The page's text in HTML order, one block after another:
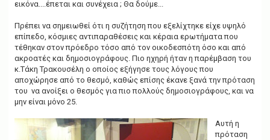
εικόνα....έπεται και συνέχεια ; Θα δούμε...
Πρέπει να σημειωθεί ότι η συζήτηση που εξελίχτηκε είχε υψηλό
επίπεδο, κόσμιες αντιπαραθέσεις και κέραια ερωτήματα που
τέθηκαν στον πρόεδρο τόσο από τον οικοδεσπότη όσο και από
ακροατές και δημοσιογράφους. Πιο ηχηρή ήταν η παρέμβαση του
κ.Τάκη Τρακουσέλη ο οποίος εξήγησε τους λόγους που
αποχώρησε από το θεσμό, καθώς επίσης έκανε ξανά την πρόταση
του να ανοίξει ο θεσμός για πιο πολλούς δημοσιογράφους, και να
μην είναι μόνο 25.
Αυτή η
πρόταση